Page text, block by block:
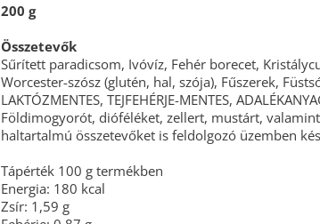
200 g
Összetevők
Sűrített paradicsom, Ivóvíz, Fehér borecet,
Worcester-szósz (glutén, hal, szója), Fűszerek,
LAKTÓZMENTES, TEJFEHÉRJE-MENTES,
Földimogyorót, dióféléket, zellert, mustárt,
haltartalmú összetevőket is feldolgozó üzemben
Tápérték 100 g termékben
Energia: 180 kcal
Zsír: 1,59 g